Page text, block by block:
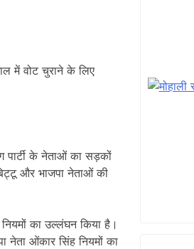
में वोट चुराने के लिए
के नेताओं का सड़कों
और भाजपा नेताओं की
का उल्लंघन किया है।
नेता ओंकार सिंह नियमों का